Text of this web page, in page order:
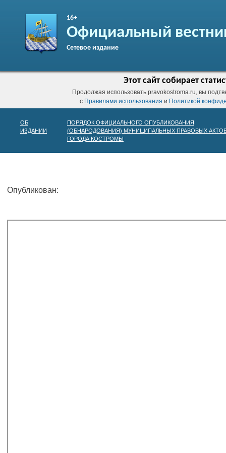
16+
Официальный
Сетевое издание
Этот сайт собирает
Продолжая использовать pravokostroma.ru, вы
с Правилами использования и Политикой
ОБ
ИЗДАНИИ
ПОРЯДОК ОФИЦИАЛЬНОГО ОПУБЛИКОВАНИЯ
(ОБНАРОДОВАНИЯ) МУНИЦИПАЛЬНЫХ ПРАВОВЫХ
ГОРОДА КОСТРОМЫ
Опубликован: